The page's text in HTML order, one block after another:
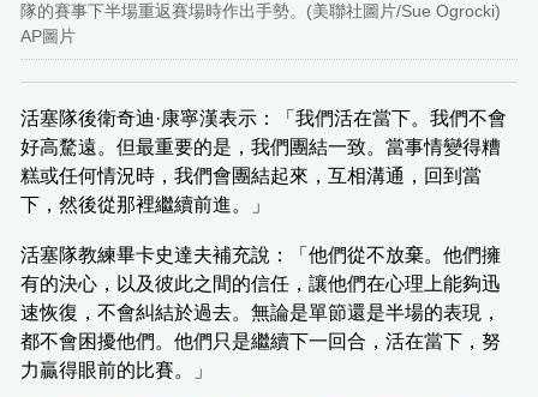
隊的賽事下半場重返賽場時作出手勢。(美聯社圖片/Sue Ogrocki)
AP圖片
活塞隊後衛奇迪·康寧漢表示：「我們活在當下。我們不會
好高騖遠。但最重要的是，我們團結一致。當事情變得糟
糕或任何情況時，我們會團結起來，互相溝通，回到當
下，然後從那裡繼續前進。」
活塞隊教練畢卡史達夫補充說：「他們從不放棄。他們擁
有的決心，以及彼此之間的信任，讓他們在心理上能夠迅
速恢復，不會糾結於過去。無論是單節還是半場的表現，
都不會困擾他們。他們只是繼續下一回合，活在當下，努
力贏得眼前的比賽。」